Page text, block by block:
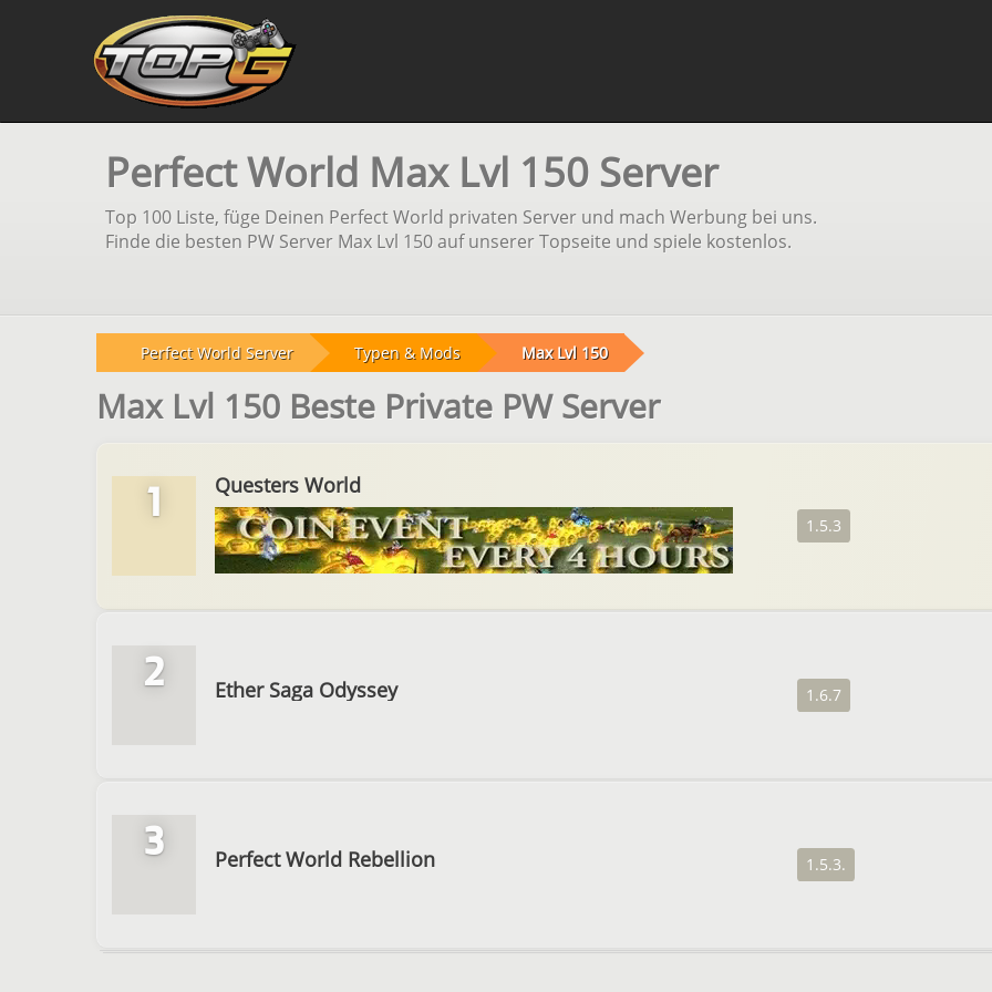
Perfect World Max Lvl 150 Server
Top 100 Liste, füge Deinen Perfect World privaten Server und mach Werbung bei uns.
Finde die besten PW Server Max Lvl 150 auf unserer Topseite und spiele kostenlos.
Perfect World Server Typen & Mods Max Lvl 150
Max Lvl 150 Beste Private PW Server
1 Questers World
1.5.3
2 Ether Saga Odyssey 1.6.7
3 Perfect World Rebellion 1.5.3.